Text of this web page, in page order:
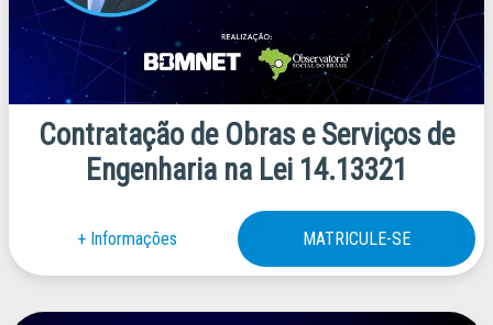
Contratação de Obras e Serviços de
Engenharia na Lei 14.13321